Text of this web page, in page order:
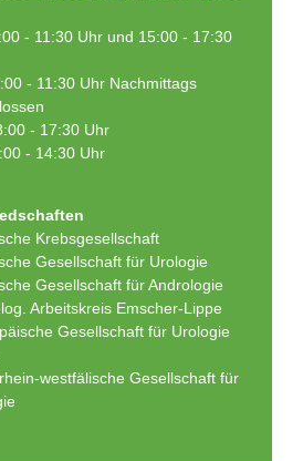
- 11:30 Uhr und 15:00 - 17:30
- 11:30 Uhr Nachmittags
- 17:30 Uhr
- 14:30 Uhr
Krebsgesellschaft
Gesellschaft für Urologie
Gesellschaft für Andrologie
Arbeitskreis Emscher-Lippe
Gesellschaft für Urologie
westfälische Gesellschaft für